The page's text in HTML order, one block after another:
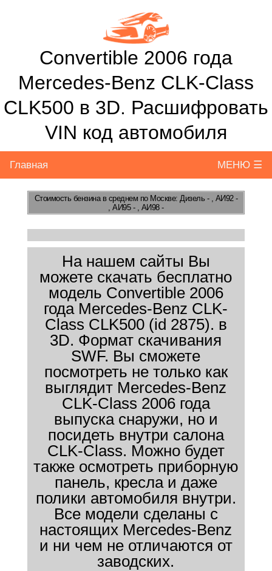
Convertible 2006 года
Mercedes-Benz CLK-Class
CLK500 в 3D. Расшифровать
VIN код автомобиля
Главная МЕНЮ ☰
Стоимость бензинав среднем по Москве: Дизель - , АИ92 -
, АИ95 - , АИ98 -
На нашем сайты Вы
можете скачать бесплатно
модель Convertible 2006
года Mercedes-Benz CLK-
Class CLK500 (id 2875). в
3D. Формат скачивания
SWF. Вы сможете
посмотреть не только как
выглядит Mercedes-Benz
CLK-Class 2006 года
выпуска снаружи, но и
посидеть внутри салона
CLK-Class. Можно будет
также осмотреть приборную
панель, кресла и даже
полики автомобиля внутри.
Все модели сделаны с
настоящих Mercedes-Benz
и ни чем не отличаются от
заводских.